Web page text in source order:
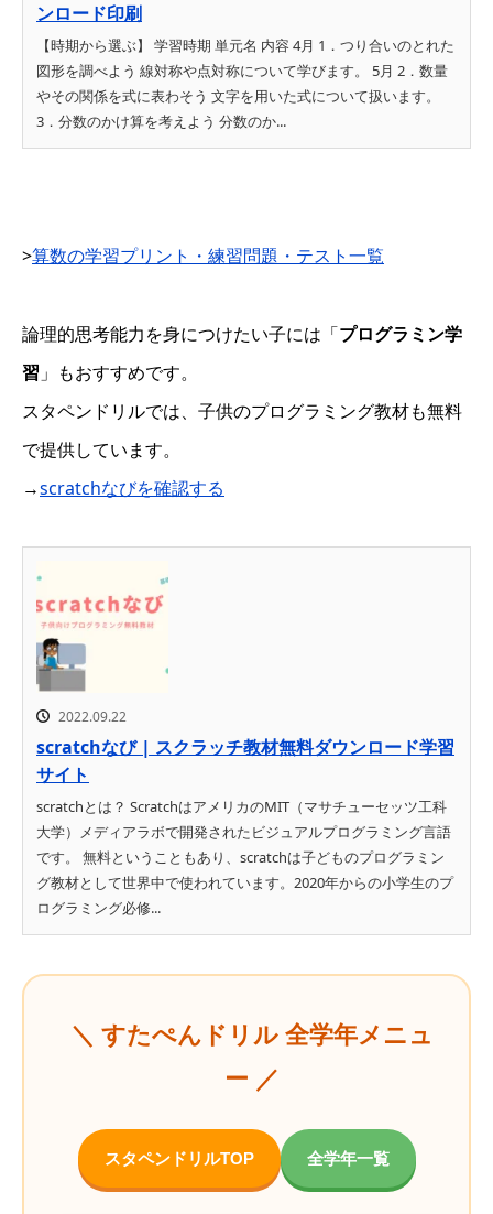
ンロード印刷
【時期から選ぶ】 学習時期 単元名 内容 4月 1．つり合いのとれた
図形を調べよう 線対称や点対称について学びます。 5月 2．数量
やその関係を式に表わそう 文字を用いた式について扱います。
3．分数のかけ算を考えよう 分数のか...
>算数の学習プリント・練習問題・テスト一覧
論理的思考能力を身につけたい子には「プログラミン学
習 」もおすすめです。
スタペンドリルでは、子供のプログラミング教材も無料
で提供しています。
→scratchなびを確認する
2022.09.22
scratchなび | スクラッチ教材無料ダウンロード学習
サイト
scratchとは？ ScratchはアメリカのMIT（マサチューセッツ工科
大学）メディアラボで開発されたビジュアルプログラミング言語
です。 無料ということもあり、scratchは子どものプログラミン
グ教材として世界中で使われています。2020年からの小学生のプ
ログラミング必修...
＼ すたぺんドリル 全学年メニュ
ー ／
スタペンドリルTOP 全学年一覧